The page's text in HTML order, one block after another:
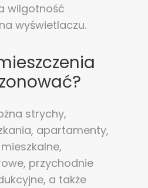
wilgotność
wyświetlaczu.
strychy,
apartamenty,
przychodnie
a także